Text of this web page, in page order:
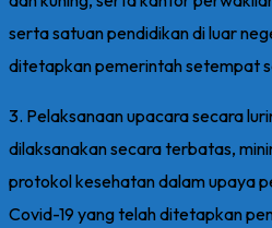
serta satuan pendidikan di luar
ditetapkan pemerintah setempat
3. Pelaksanaan upacara secara
dilaksanakan secara terbatas,
protokol kesehatan dalam upaya
Covid-19 yang telah ditetapkan